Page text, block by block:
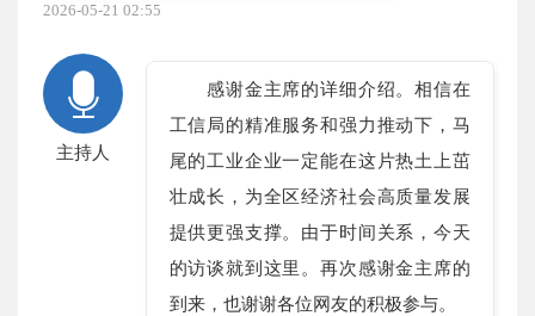
2026-05-21 02:55
主持人
感谢金主席的详细介绍。相信在
工信局的精准服务和强力推动下，马
尾的工业企业一定能在这片热土上茁
壮成长，为全区经济社会高质量发展
提供更强支撑。由于时间关系，今天
的访谈就到这里。再次感谢金主席的
到来，也谢谢各位网友的积极参与。